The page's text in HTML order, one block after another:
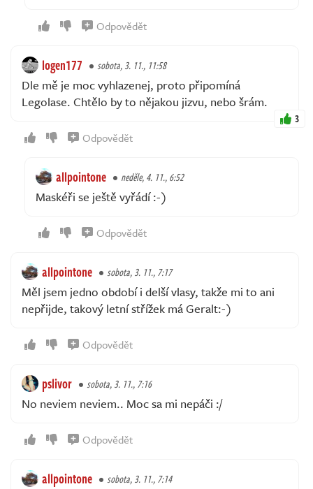
Odpovědět
logen177 sobota, 3. 11., 11:58
Dle mě je moc vyhlazenej, proto připomíná
Legolase. Chtělo by to nějakou jizvu, nebo šrám.
3
Odpovědět
allpointone neděle, 4. 11., 6:52
Maskéři se ještě vyřádí :-)
Odpovědět
allpointone sobota, 3. 11., 7:17
Měl jsem jedno období i delší vlasy, takže mi to ani
nepřijde, takový letní střížek má Geralt:-)
Odpovědět
pslivor sobota, 3. 11., 7:16
No neviem neviem.. Moc sa mi nepáči :/
Odpovědět
allpointone sobota, 3. 11., 7:14